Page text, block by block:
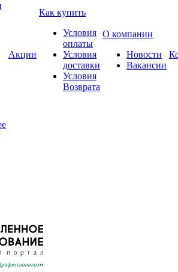
Акции
Как купить
Условия
оплаты
Условия
доставки
Условия
Возврата
О компании
Новости
Вакансии